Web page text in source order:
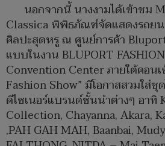
นอกจากนี้ นางงามได้เข้าชม
Classica พิพิธภัณฑ์จัดแสดงรถย
ศิลปะสุดหรู ณ ศูนย์การค้า
แบบในงาน BLUPORT
Convention Center ภายใต้คอน
Fashion Show” มีโอกาสสวมใส่
ดีไซเนอร์แบรนด์ชั้นนำต่างๆ อาทิ
Collection, Chayanna, Akara,
,PAH GAH MAH, Baanbai,